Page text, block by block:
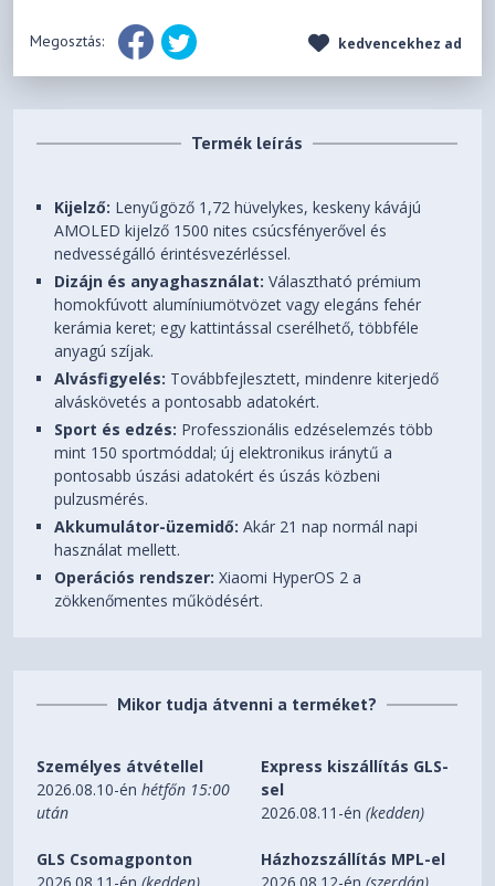
Megosztás: kedvencekhez ad
Termék leírás
Kijelző: Lenyűgöző 1,72 hüvelykes, keskeny kávájú
AMOLED kijelző 1500 nites csúcsfényerővel és
nedvességálló érintésvezérléssel.
Dizájn és anyaghasználat: Választható prémium
homokfúvott alumíniumötvözet vagy elegáns fehér
kerámia keret; egy kattintással cserélhető, többféle
anyagú szíjak.
Alvásfigyelés: Továbbfejlesztett, mindenre kiterjedő
alváskövetés a pontosabb adatokért.
Sport és edzés: Professzionális edzéselemzés több
mint 150 sportmóddal; új elektronikus iránytű a
pontosabb úszási adatokért és úszás közbeni
pulzusmérés.
Akkumulátor-üzemidő: Akár 21 nap normál napi
használat mellett.
Operációs rendszer: Xiaomi HyperOS 2 a
zökkenőmentes működésért.
Mikor tudja átvenni a terméket?
Személyes átvétellel
2026.08.10-énhétfőn 15:00
után
Express kiszállítás GLS-
sel
2026.08.11-én(kedden)
GLS Csomagponton
Házhozszállítás MPL-el